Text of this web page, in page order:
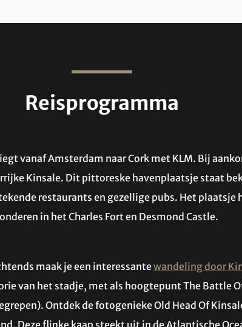
Reisprogramma
vanaf Amsterdam naar Cork met KLM. Bij
Kinsale. Dit pittoreske havenplaatsje staat
restaurants en gezellige pubs. Het plaatsje
in het Charles Fort en Desmond Castle.
maak je een interessantewandeling door
van het stadje, met als hoogtepunt The Battle
Ontdek de fotogenieke Old Head Of
Deze flinke kaap steekt uit in de Atlantische